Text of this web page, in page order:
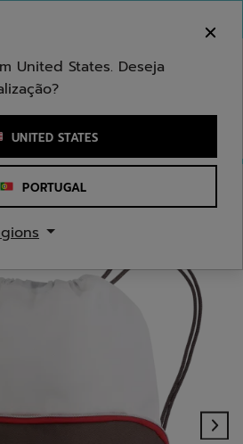
chave ou um número de artigo
United States. Deseja
UNITED STATES
PORTUGAL